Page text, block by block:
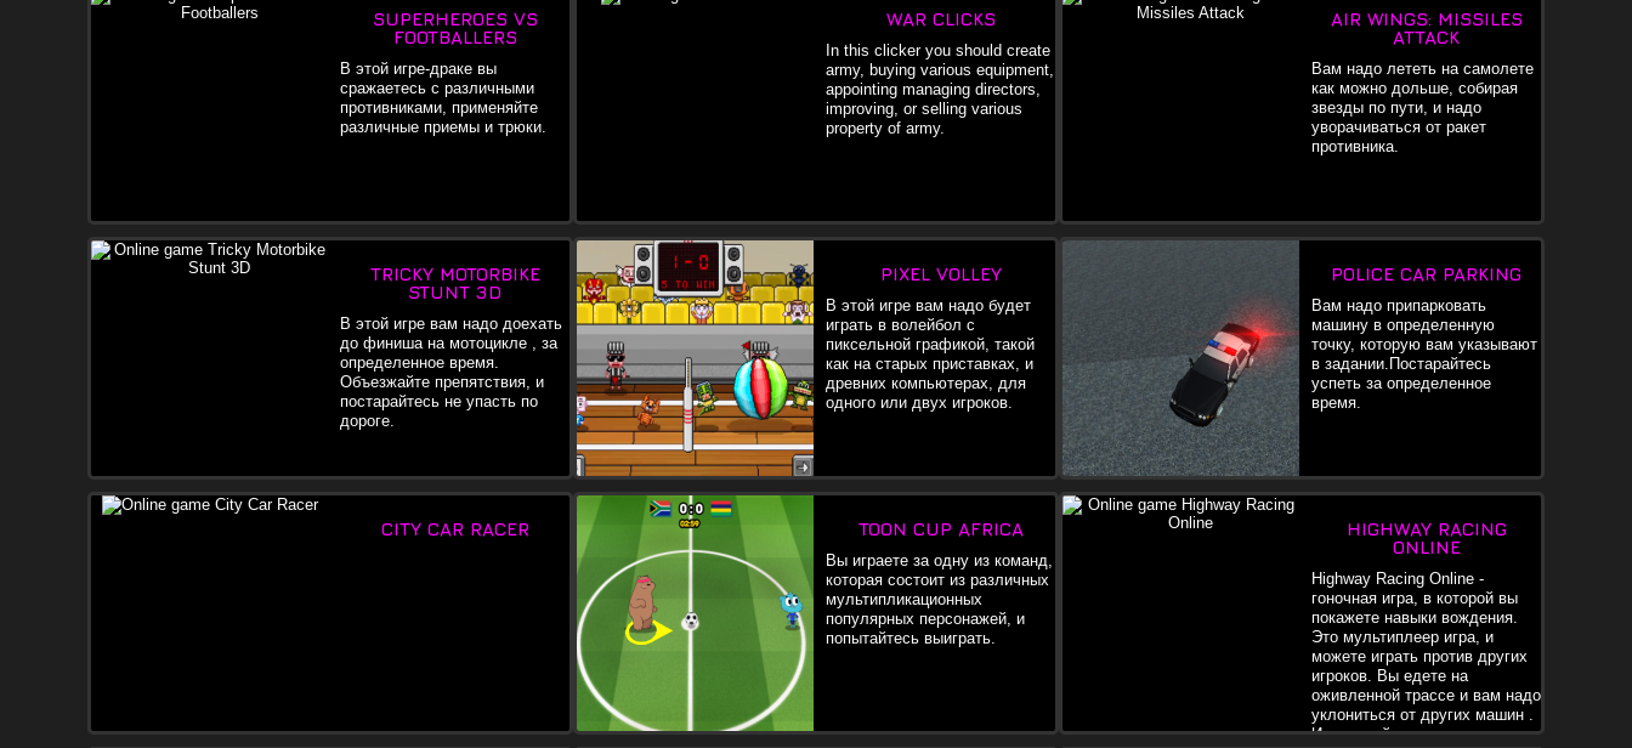
SUPERHEROES VS
FOOTBALLERS
В этой игре-драке вы
сражаетесь с различными
противниками, применяйте
различные приемы и трюки.
WAR CLICKS
In this clicker you should create
army, buying various equipment,
appointing managing directors,
improving, or selling various
property of army.
AIR WINGS: MISSILES
ATTACK
Вам надо лететь на самолете
как можно дольше, собирая
звезды по пути, и надо
уворачиваться от ракет
противника.
TRICKY MOTORBIKE
STUNT 3D
В этой игре вам надо доехать
до финиша на мотоцикле , за
определенное время.
Объезжайте препятствия, и
постарайтесь не упасть по
дороге.
PIXEL VOLLEY
В этой игре вам надо будет
играть в волейбол с
пиксельной графикой, такой
как на старых приставках, и
древних компьютерах, для
одного или двух игроков.
POLICE CAR PARKING
Вам надо припарковать
машину в определенную
точку, которую вам указывают
в задании.Постарайтесь
успеть за определенное
время.
CITY CAR RACER TOON CUP AFRICA
Вы играете за одну из команд,
которая состоит из различных
мультипликационных
популярных персонажей, и
попытайтесь выиграть.
HIGHWAY RACING
ONLINE
Highway Racing Online -
гоночная игра, в которой вы
покажете навыки вождения.
Это мультиплеер игра, и
можете играть против других
игроков. Вы едете на
оживленной трассе и вам надо
уклониться от других машин .
Используйте деньги на